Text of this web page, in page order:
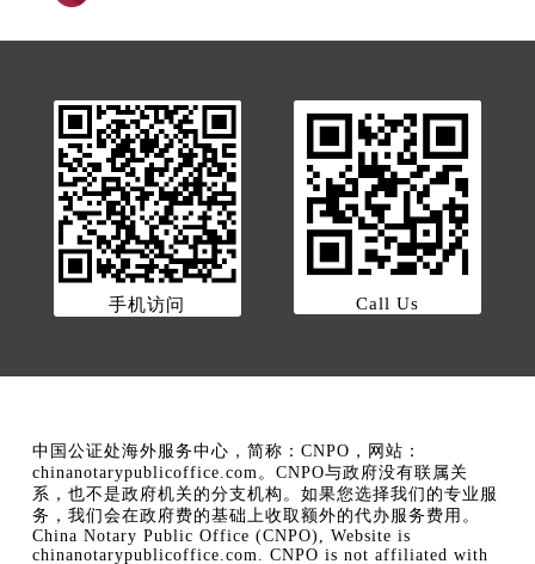
手机访问 Call Us
中国公证处海外服务中心，简称：CNPO，网站：
chinanotarypublicoffice.com。CNPO与政府没有联属关
系，也不是政府机关的分支机构。如果您选择我们的专业服
务，我们会在政府费的基础上收取额外的代办服务费用。
China Notary Public Office (CNPO), Website is
chinanotarypublicoffice.com. CNPO is not affiliated with